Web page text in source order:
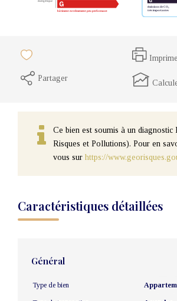
Partager
Ce bien est soumis à un diagnostic
Risques et Pollutions). Pour en
vous sur https://
Caractéristiques détaillées
Général
Type de bien